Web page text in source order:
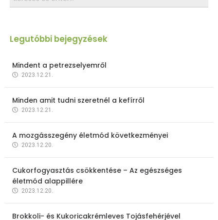
Legutóbbi bejegyzések
Mindent a petrezselyemről
2023.12.21.
Minden amit tudni szeretnél a kefírről
2023.12.21.
A mozgásszegény életmód következményei
2023.12.20.
Cukorfogyasztás csökkentése – Az egészséges
életmód alappillére
2023.12.20.
Brokkoli- és Kukoricakrémleves Tojásfehérjével